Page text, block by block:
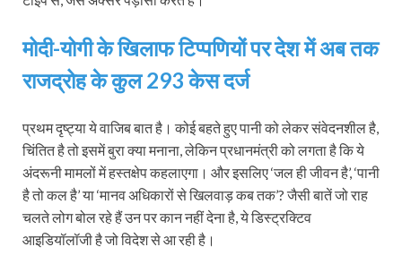
मोदी-योगी के खिलाफ टिप्पणियों पर देश में अब तक
राजद्रोह के कुल 293 केस दर्ज
प्रथम दृष्ट्या ये वाजिब बात है। कोई बहते हुए पानी को लेकर संवेदनशील है,
चिंतित है तो इसमें बुरा क्या मनाना, लेकिन प्रधानमंत्री को लगता है कि ये
अंदरूनी मामलों में हस्तक्षेप कहलाएगा। और इसलिए ‘जल ही जीवन है’, ‘पानी
है तो कल है’ या ‘मानव अधिकारों से खिलवाड़ कब तक’? जैसी बातें जो राह
चलते लोग बोल रहे हैं उन पर कान नहीं देना है, ये डिस्ट्रक्टिव
आइडियॉलॉजी है जो विदेश से आ रही है।